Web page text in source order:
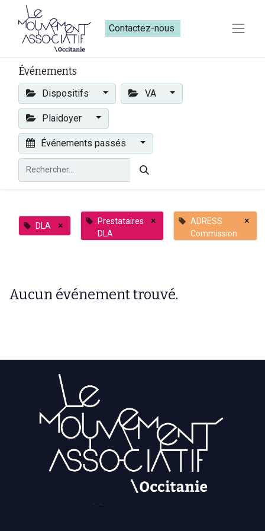
Contactez-nous​​
Événements
Dispositifs VA
Plaidoyer
Événements passés
DLA ×
Prestataires
DLA
×
ADRESS
Commission
×
Aucun événement trouvé.